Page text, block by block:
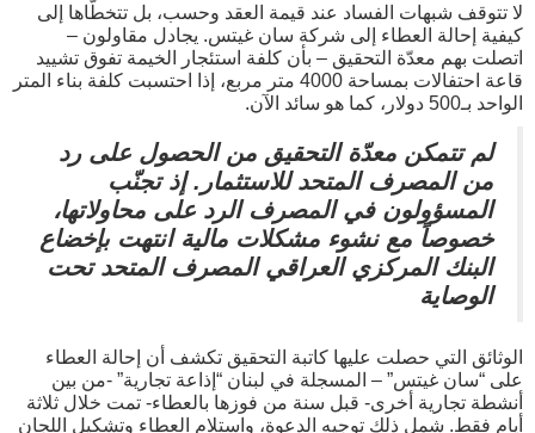
لا تتوقف شبهات الفساد عند قيمة العقد وحسب، بل تتخطّاها إلى
كيفية إحالة العطاء إلى شركة سان غيتس. يجادل مقاولون –
اتصلت بهم معدّة التحقيق – بأن كلفة استئجار الخيمة تفوق تشييد
قاعة احتفالات بمساحة 4000 متر مربع، إذا احتسبت كلفة بناء المتر
الواحد بـ500 دولار، كما هو سائد الآن.
لم تتمكن معدّة التحقيق من الحصول على رد
من المصرف المتحد للاستثمار. إذ تجنّب
المسؤولون في المصرف الرد على محاولاتها،
خصوصاً مع نشوء مشكلات مالية انتهت بإخضاع
البنك المركزي العراقي المصرف المتحد تحت
الوصاية
الوثائق التي حصلت عليها كاتبة التحقيق تكشف أن إحالة العطاء
على “سان غيتس” – المسجلة في لبنان “إذاعة تجارية” -من بين
أنشطة تجارية أخرى- قبل سنة من فوزها بالعطاء- تمت خلال ثلاثة
أيام فقط. شمل ذلك توجيه الدعوة، واستلام العطاء وتشكيل اللجان